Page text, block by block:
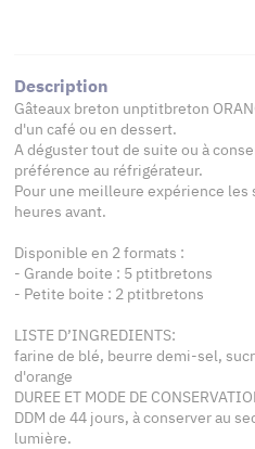
Description
Gâteaux breton unptitbreton
d'un café ou en dessert.
A déguster tout de suite ou à
préférence au réfrigérateur.
Pour une meilleure expérience
heures avant.
Disponible en 2 formats :
- Grande boite : 5 ptitbretons
- Petite boite : 2 ptitbretons
LISTE D’INGREDIENTS:
farine de blé, beurre demi-sel,
d'orange
DUREE ET MODE DE
DDM de 44 jours, à conserver au
lumière.